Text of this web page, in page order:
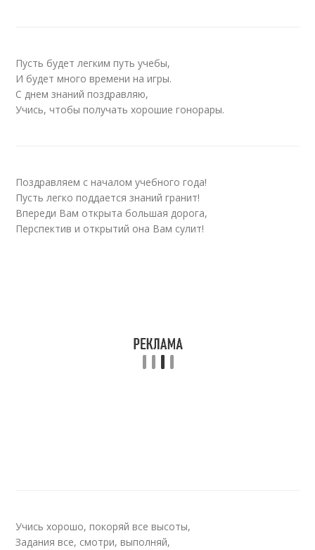
Пусть будет легким путь учебы,
И будет много времени на игры.
С днем знаний поздравляю,
Учись, чтобы получать хорошие гонорары.
Поздравляем с началом учебного года!
Пусть легко поддается знаний гранит!
Впереди Вам открыта большая дорога,
Перспектив и открытий она Вам сулит!
Учись хорошо, покоряй все высоты,
Задания все, смотри, выполняй,